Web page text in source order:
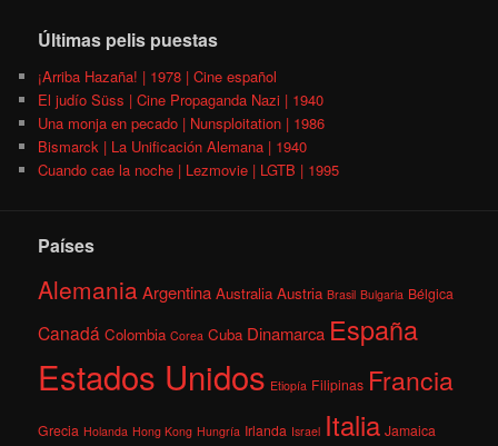
Últimas pelis puestas
¡Arriba Hazaña! | 1978 | Cine español
El judío Süss | Cine Propaganda Nazi | 1940
Una monja en pecado | Nunsploitation | 1986
Bismarck | La Unificación Alemana | 1940
Cuando cae la noche | Lezmovie | LGTB | 1995
Países
AlemaniaArgentina Australia Austria Brasil Bulgaria Bélgica
Canadá Colombia Corea Cuba Dinamarca España
Estados Unidos Etiopía Filipinas Francia
Grecia Holanda Hong Kong Hungría Irlanda Israel Italia Jamaica